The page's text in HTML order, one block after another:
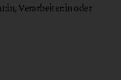
Verarbeiter:in oder